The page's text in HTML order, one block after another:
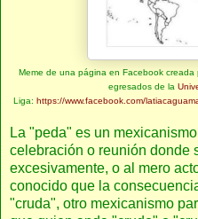
Meme de una página en Facebook
egresados de la
Liga: https://www.facebook.com/
La "peda" es un
celebración o reunión donde
excesivamente, o al mero
conocido que la
"cruda", otro mexicanismo